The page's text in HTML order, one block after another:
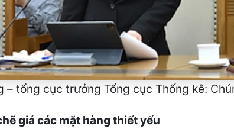
– tổng cục trưởng Tổng cục Thống kê:
giá các mặt hàng thiết yếu